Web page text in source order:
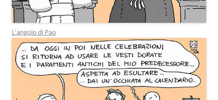
L'angolo di Pao